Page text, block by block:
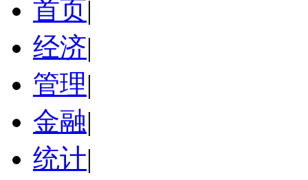
首页|
经济|
管理|
金融|
统计|